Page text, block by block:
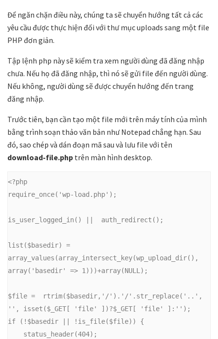
Để ngăn chặn điều này, chúng ta sẽ chuyển hướng tất cả các
yêu cầu được thực hiện đối với thư mục uploads sang một file
PHP đơn giản.
Tập lệnh php này sẽ kiểm tra xem người dùng đã đăng nhập
chưa. Nếu họ đã đăng nhập, thì nó sẽ gửi file đến người dùng.
Nếu không, người dùng sẽ được chuyển hướng đến trang
đăng nhập.
Trước tiên, bạn cần tạo một file mới trên máy tính của mình
bằng trình soạn thảo văn bản như Notepad chẳng hạn. Sau
đó, sao chép và dán đoạn mã sau và lưu file với tên
download-file.php trên màn hình desktop.
<?php
require_once('wp-load.php');
is_user_logged_in() ||  auth_redirect();
list($basedir) =
array_values(array_intersect_key(wp_upload_dir(),
array('basedir' => 1)))+array(NULL);
$file =  rtrim($basedir,'/').'/'.str_replace('..',
'', isset($_GET[ 'file' ])?$_GET[ 'file' ]:'');
if (!$basedir || !is_file($file)) {